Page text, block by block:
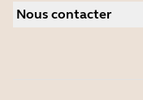
Caméras personnelles
Logiciels
Nous contacter